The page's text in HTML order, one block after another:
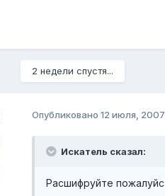
2 недели спустя...
Опубликовано 12 июля, 2007
Искатель сказал:
Расшифруйте